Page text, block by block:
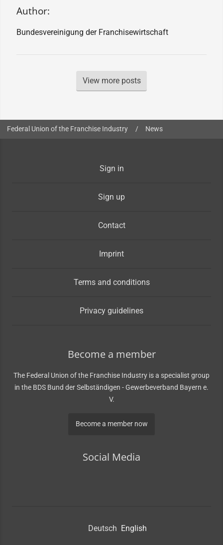
Author:
Bundesvereinigung der Franchisewirtschaft
View more posts
You are here:
Federal Union of the Franchise Industry / News
Sign in
Sign up
Contact
Imprint
Terms and conditions
Privacy guidelines
Become a member
The Federal Union of the Franchise Industry is a specialist group
in the BDS Bund der Selbständigen - Gewerbeverband Bayern e.
V.
Become a member now
Social Media
Deutsch English